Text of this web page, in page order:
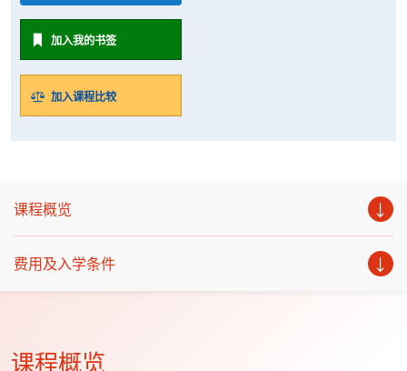
加入我的书签
加入课程比较
课程概览
费用及入学条件
课程概览